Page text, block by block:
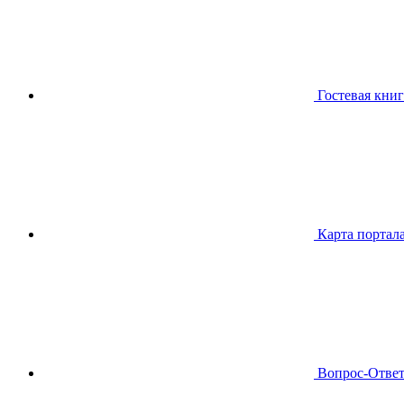
Гостевая
Карта
Вопрос-Ответ